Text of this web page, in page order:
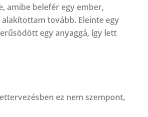
amibe belefér egy ember,
tovább. Eleinte egy
egy anyaggá, így lett
ez nem szempont,